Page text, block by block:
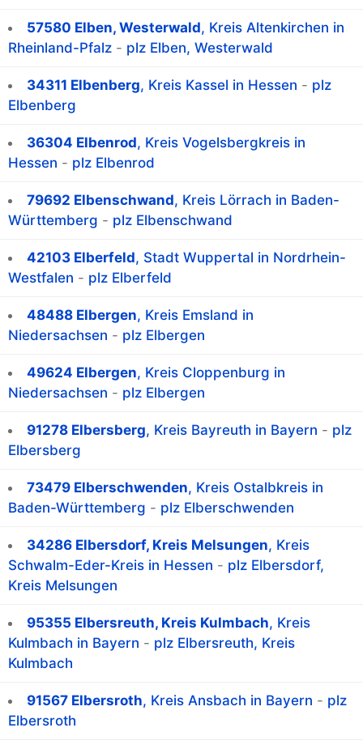
57580 Elben, Westerwald, Kreis Altenkirchen in
Rheinland-Pfalz - plz Elben, Westerwald
34311 Elbenberg, Kreis Kassel in Hessen - plz
Elbenberg
36304 Elbenrod, Kreis Vogelsbergkreis in
Hessen - plz Elbenrod
79692 Elbenschwand, Kreis Lörrach in Baden-
Württemberg - plz Elbenschwand
42103 Elberfeld, Stadt Wuppertal in Nordrhein-
Westfalen - plz Elberfeld
48488 Elbergen, Kreis Emsland in
Niedersachsen - plz Elbergen
49624 Elbergen, Kreis Cloppenburg in
Niedersachsen - plz Elbergen
91278 Elbersberg, Kreis Bayreuth in Bayern - plz
Elbersberg
73479 Elberschwenden, Kreis Ostalbkreis in
Baden-Württemberg - plz Elberschwenden
34286 Elbersdorf, Kreis Melsungen, Kreis
Schwalm-Eder-Kreis in Hessen - plz Elbersdorf,
Kreis Melsungen
95355 Elbersreuth, Kreis Kulmbach, Kreis
Kulmbach in Bayern - plz Elbersreuth, Kreis
Kulmbach
91567 Elbersroth, Kreis Ansbach in Bayern - plz
Elbersroth